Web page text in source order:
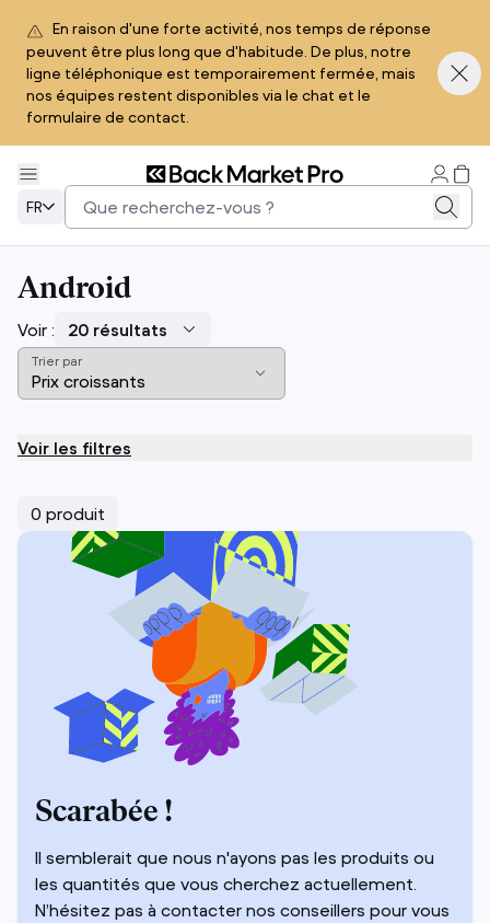
En raison d'une forte activité, nos temps de réponse
peuvent être plus long que d'habitude. De plus, notre
ligne téléphonique est temporairement fermée, mais
nos équipes restent disponibles via le chat et le
formulaire de contact.
FR
Android
Voir :
Trier par
Voir les filtres
0 produit
Scarabée !
Il semblerait que nous n'ayons pas les produits ou
les quantités que vous cherchez actuellement.
N’hésitez pas à contacter nos conseillers pour vous